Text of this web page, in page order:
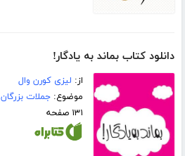
دانلود کتاب بماند به یادگار!
از: لیزی کورن وال
موضوع:جملات بزرگان
۱۳۱ صفحه